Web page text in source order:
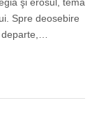
şi erosul, tema
Spre deosebire
departe,…